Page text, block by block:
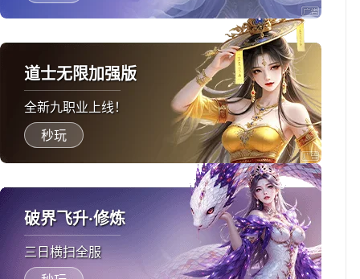
道士无限加强版
全新九职业上线！
秒玩
破界飞升·修炼
三日横扫全服